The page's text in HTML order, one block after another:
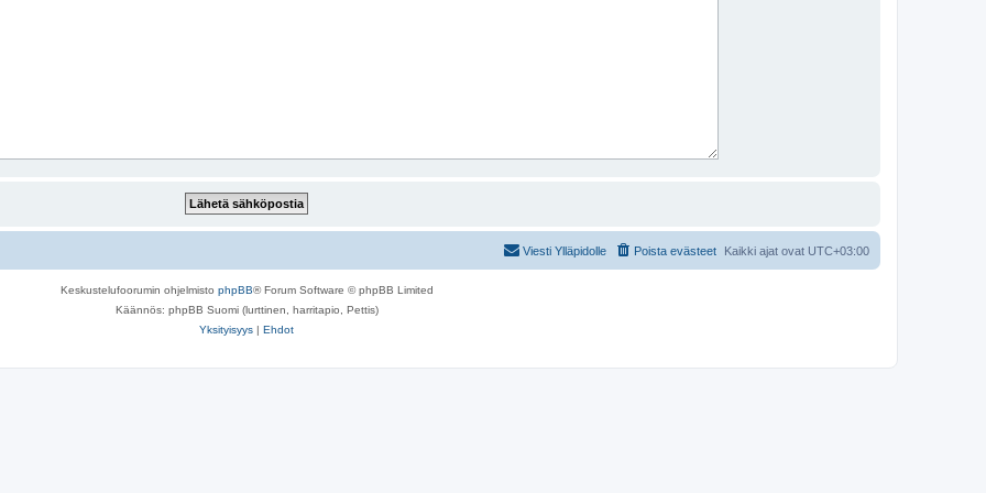
Kaikki ajat ovat UTC+03:00
Poista evästeet
Viesti Ylläpidolle
Keskustelufoorumin ohjelmisto phpBB® Forum Software © phpBB Limited
Käännös: phpBB Suomi (lurttinen, harritapio, Pettis)
Yksityisyys | Ehdot